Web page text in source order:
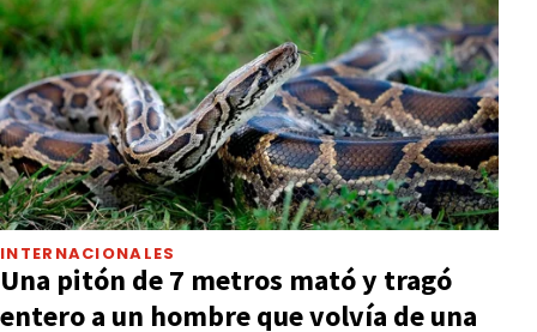
INTERNACIONALES
Una pitón de 7 metros mató y tragó
entero a un hombre que volvía de una